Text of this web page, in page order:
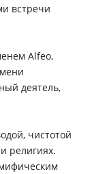
встречи
Alfeo,
деятель,
чистотой
религиях.